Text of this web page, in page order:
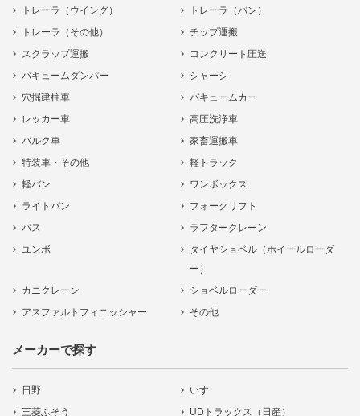
トレーラ（ウイング）
トレーラ（バン）
トレーラ（その他）
チップ運搬
スクラップ運搬
コンクリート圧送
バキュームダンパー
シャーシ
穴掘建柱車
バキュームカー
レッカー車
高圧洗浄車
バルク車
家畜運搬車
特装車・その他
軽トラック
軽バン
ワンボックス
ライトバン
フォークリフト
バス
ラフタークレーン
ユンボ
タイヤショベル（ホイールローダ
ー）
カニクレーン
ショベルローダー
アスファルトフィニッシャー
その他
メーカーで探す
日野
いすゞ
三菱ふそう
UDトラックス（日産）